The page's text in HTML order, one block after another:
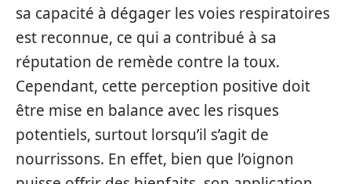
sa capacité à dégager les voies respiratoires
est reconnue, ce qui a contribué à sa
réputation de remède contre la toux.
Cependant, cette perception positive doit
être mise en balance avec les risques
potentiels, surtout lorsqu’il s’agit de
nourrissons. En effet, bien que l’oignon